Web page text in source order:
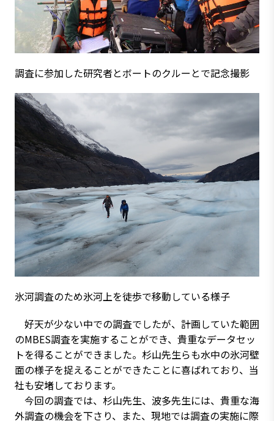
調査に参加した研究者とボートのクルーとで記念撮影
氷河調査のため氷河上を徒歩で移動している様子
好天が少ない中での調査でしたが、計画していた範囲
のMBES調査を実施することができ、貴重なデータセッ
トを得ることができました。杉山先生らも水中の氷河壁
面の様子を捉えることができたことに喜ばれており、当
社も安堵しております。
今回の調査では、杉山先生、波多先生には、貴重な海
外調査の機会を下さり、また、現地では調査の実施に際